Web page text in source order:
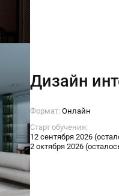
Дизайн
Формат:Онлайн
Старт обучения:
12 сентября 2026
2 октября 2026